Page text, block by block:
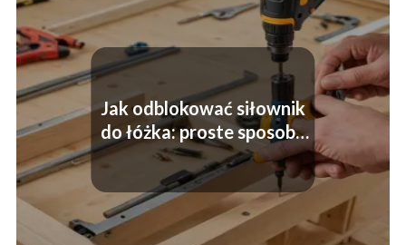
Jak odblokować siłownik
do łóżka: proste sposoby
krok po kroku